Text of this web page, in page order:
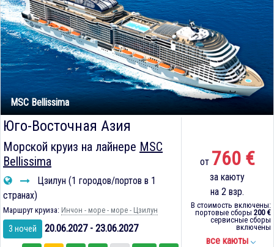
MSC Bellissima
Юго-Восточная Азия
Морской круиз на лайнере MSC
Bellissima
Цзилун (1 городов/портов в 1
странах)
Маршрут круиза: Инчон - море - море - Цзилун
3 ночей 20.06.2027 - 23.06.2027
от 760 €
за каюту
на 2 взр.
В стоимость включены:
портовые сборы 200 €
сервисные сборы
включены
все каюты